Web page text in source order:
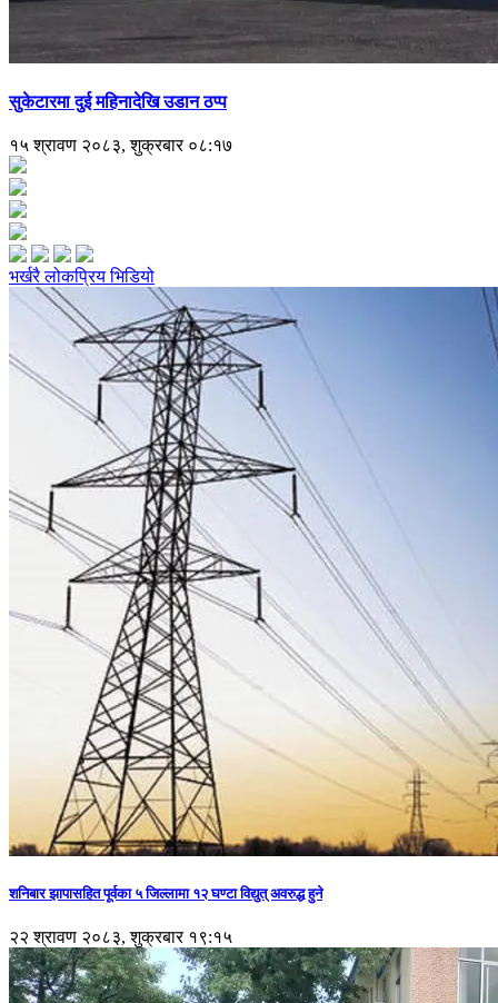
सुकेटारमा दुई महिनादेखि उडान ठप्प
१५ श्रावण २०८३, शुक्रबार ०८:१७
भर्खरैलोकप्रियभिडियो
शनिबार झापासहित पूर्वका ५ जिल्लामा १२ घण्टा विद्युत् अवरुद्ध हुने
२२ श्रावण २०८३, शुक्रबार १९:१५